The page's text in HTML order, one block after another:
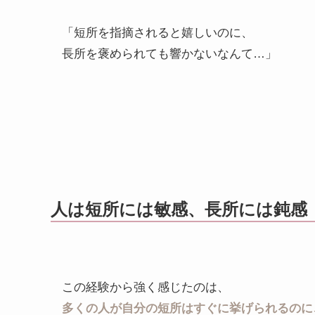
「短所を指摘されると嬉しいのに、
長所を褒められても響かないなんて…」
人は短所には敏感、長所には鈍感
この経験から強く感じたのは、
多くの人が自分の短所はすぐに挙げられるの